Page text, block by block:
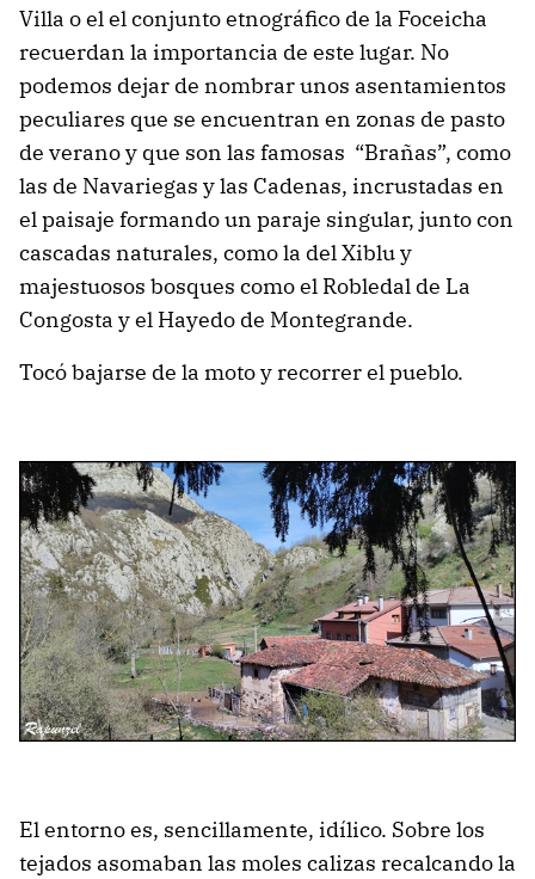
Villa o el el conjunto etnográfico de la Foceicha
recuerdan la importancia de este lugar. No
podemos dejar de nombrar unos asentamientos
peculiares que se encuentran en zonas de pasto
de verano y que son las famosas “Brañas”, como
las de Navariegas y las Cadenas, incrustadas en
el paisaje formando un paraje singular, junto con
cascadas naturales, como la del Xiblu y
majestuosos bosques como el Robledal de La
Congosta y el Hayedo de Montegrande.
Tocó bajarse de la moto y recorrer el pueblo.
El entorno es, sencillamente, idílico. Sobre los
tejados asomaban las moles calizas recalcando la